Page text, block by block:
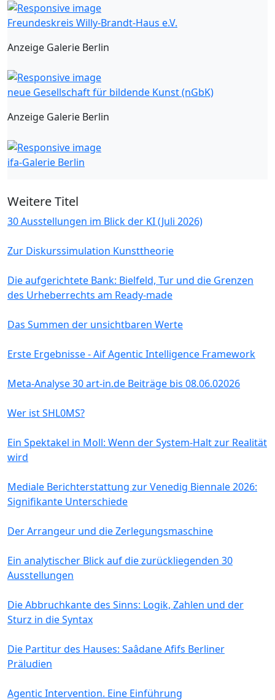
Freundeskreis Willy-Brandt-Haus e.V.
Anzeige Galerie Berlin
neue Gesellschaft für bildende Kunst (nGbK)
Anzeige Galerie Berlin
ifa-Galerie Berlin
Weitere Titel
30 Ausstellungen im Blick der KI (Juli 2026)
Zur Diskurssimulation Kunsttheorie
Die aufgerichtete Bank: Bielfeld, Tur und die Grenzen
des Urheberrechts am Ready-made
Das Summen der unsichtbaren Werte
Erste Ergebnisse - Aif Agentic Intelligence Framework
Meta-Analyse 30 art-in.de Beiträge bis 08.06.02026
Wer ist SHL0MS?
Ein Spektakel in Moll: Wenn der System-Halt zur Realität
wird
Mediale Berichterstattung zur Venedig Biennale 2026:
Signifikante Unterschiede
Der Arrangeur und die Zerlegungsmaschine
Ein analytischer Blick auf die zurückliegenden 30
Ausstellungen
Die Abbruchkante des Sinns: Logik, Zahlen und der
Sturz in die Syntax
Die Partitur des Hauses: Saâdane Afifs Berliner
Präludien
Agentic Intervention. Eine Einführung